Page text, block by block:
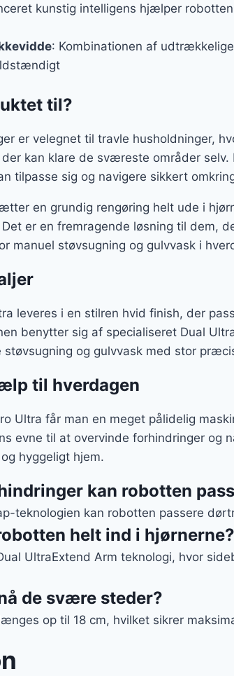
kunstig intelligens hjælper
: Kombinationen af
til?
er velegnet til travle husholdninger,
kan klare de sværeste områder
tilpasse sig og navigere sikkert
en grundig rengøring helt ude i
er en fremragende løsning til dem,
manuel støvsugning og gulvvask i
leveres i en stilren hvid finish, der
benytter sig af specialiseret Dual
og gulvvask med stor
til hverdagen
Ultra får man en meget pålidelig
evne til at overvinde forhindringer og
hyggeligt hjem.
kan robotten
teknologien kan robotten passere
helt ind i hjørnerne?
UltraExtend Arm teknologi, hvor
de svære steder?
op til 18 cm, hvilket sikrer